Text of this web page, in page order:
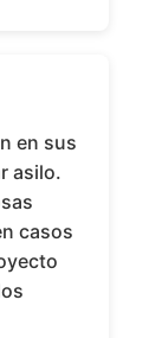
en sus
asilo.
casos